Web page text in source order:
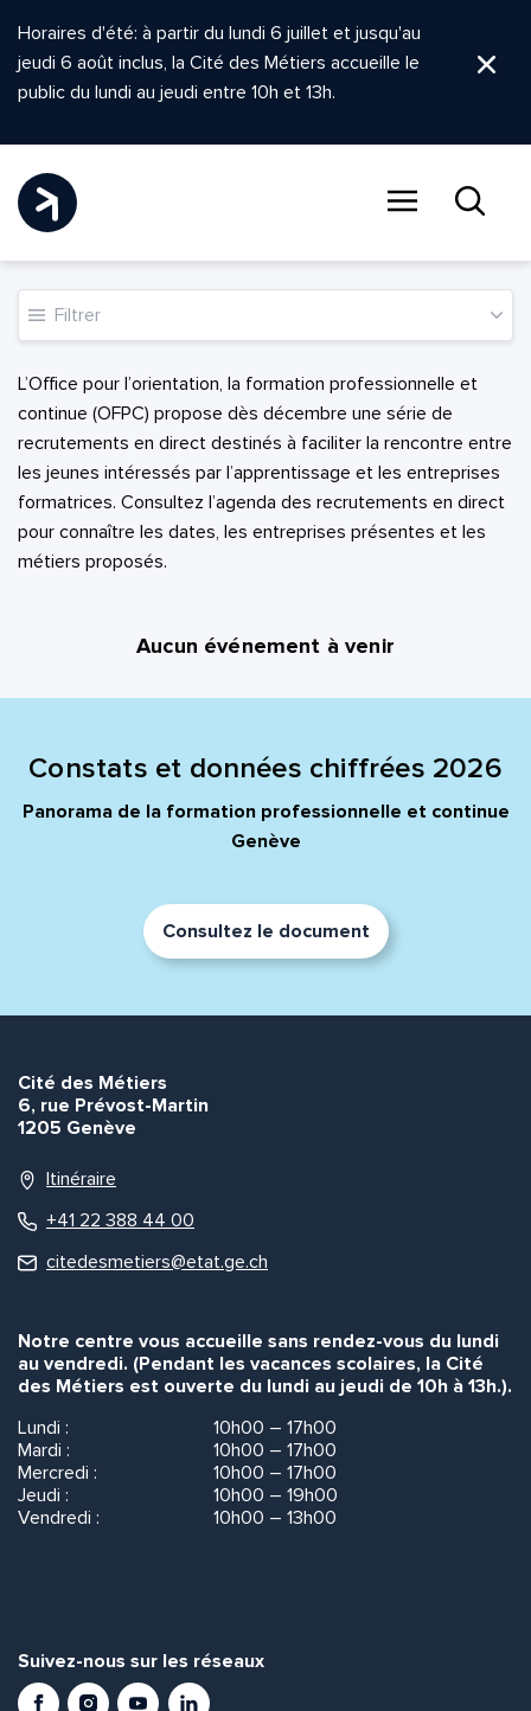
Horaires d'été: à partir du lundi 6 juillet et jusqu'au
jeudi 6 août inclus, la Cité des Métiers accueille le
public du lundi au jeudi entre 10h et 13h.
Filtrer
L’Office pour l’orientation, la formation professionnelle et
continue (OFPC) propose dès décembre une série de
recrutements en direct destinés à faciliter la rencontre entre
les jeunes intéressés par l’apprentissage et les entreprises
formatrices. Consultez l’agenda des recrutements en direct
pour connaître les dates, les entreprises présentes et les
métiers proposés.
Aucun événement à venir
Constats et données chiffrées 2026
Panorama de la formation professionnelle et continue
Genève
Consultez le document
Cité des Métiers
6, rue Prévost-Martin
1205 Genève
Itinéraire
+41 22 388 44 00
citedesmetiers@etat.ge.ch
Notre centre vous accueille sans rendez-vous du lundi
au vendredi. (Pendant les vacances scolaires, la Cité
des Métiers est ouverte du lundi au jeudi de 10h à 13h.).
Lundi :
10h00 – 17h00
Mardi :
10h00 – 17h00
Mercredi :
10h00 – 17h00
Jeudi :
10h00 – 19h00
Vendredi :
10h00 – 13h00
Suivez-nous sur les réseaux
FacebookInstagramYoutubeLinkedIn
Prénom et nom*